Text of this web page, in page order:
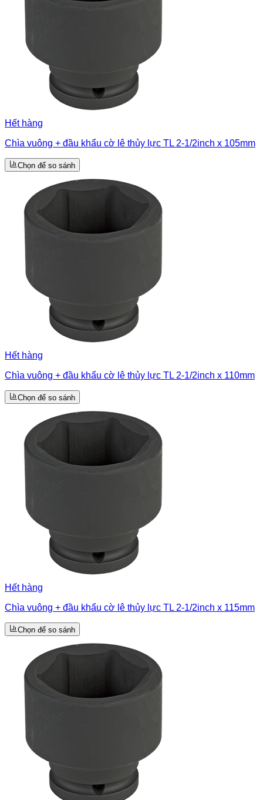
Hết hàng
Chìa vuông + đầu khẩu cờ lê thủy lực TL 2-1/2inch x 105mm
Chọn để so sánh
Hết hàng
Chìa vuông + đầu khẩu cờ lê thủy lực TL 2-1/2inch x 110mm
Chọn để so sánh
Hết hàng
Chìa vuông + đầu khẩu cờ lê thủy lực TL 2-1/2inch x 115mm
Chọn để so sánh